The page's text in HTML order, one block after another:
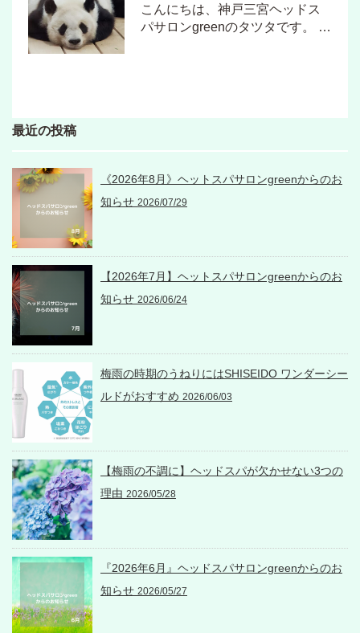
こんにちは、神戸三宮ヘッドス
パサロンgreenのタツタです。 …
最近の投稿
《2026年8月》ヘットスパサロンgreenからのお
知らせ 2026/07/29
【2026年7月】ヘットスパサロンgreenからのお
知らせ 2026/06/24
梅雨の時期のうねりにはSHISEIDO ワンダーシー
ルドがおすすめ 2026/06/03
【梅雨の不調に】ヘッドスパが欠かせない3つの
理由 2026/05/28
『2026年6月』ヘッドスパサロンgreenからのお
知らせ 2026/05/27